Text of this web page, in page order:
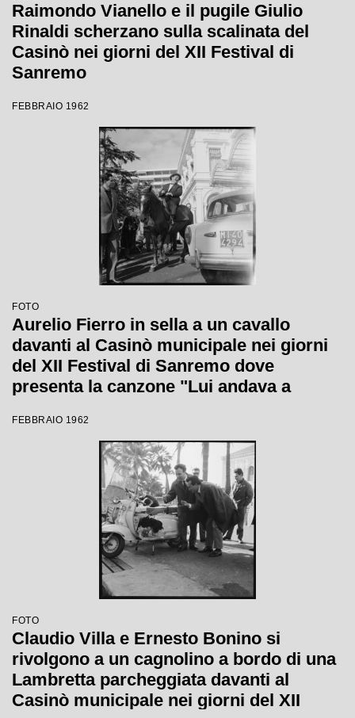
Raimondo Vianello e il pugile Giulio
Rinaldi scherzano sulla scalinata del
Casinò nei giorni del XII Festival di
Sanremo
FEBBRAIO 1962
FOTO
Aurelio Fierro in sella a un cavallo
davanti al Casinò municipale nei giorni
del XII Festival di Sanremo dove
presenta la canzone "Lui andava a
FEBBRAIO 1962
FOTO
Claudio Villa e Ernesto Bonino si
rivolgono a un cagnolino a bordo di una
Lambretta parcheggiata davanti al
Casinò municipale nei giorni del XII